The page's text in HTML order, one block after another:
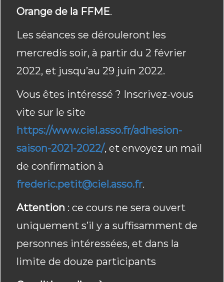
Orange de la FFME.
Les séances se dérouleront les
mercredis soir, à partir du 2 février
2022, et jusqu’au 29 juin 2022.
Vous êtes intéressé ? Inscrivez-vous
vite sur le site
https://www.ciel.asso.fr/adhesion-
saison-2021-2022/, et envoyez un mail
de confirmation à
frederic.petit@ciel.asso.fr.
Attention : ce cours ne sera ouvert
uniquement s’il y a suffisamment de
personnes intéressées, et dans la
limite de douze participants